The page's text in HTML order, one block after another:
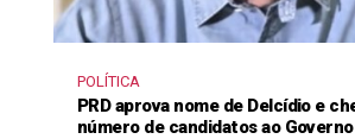
POLÍTICA
PRD aprova nome de Delcídio e
número de candidatos ao Governo